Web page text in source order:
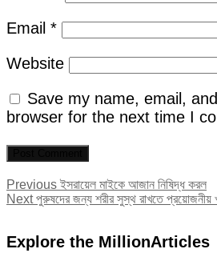
Email *
Website
Save my name, email,
browser for the next time I
Post
navigation
PreviousPrevious
post:
ইসরায়েল মাইকে আজান নিষিদ্ধ করল
Next Next
পুরুষদের জন্য শরীর সুস্থ রাখতে প্রয়োজনীয়
Explore the MillionArticles